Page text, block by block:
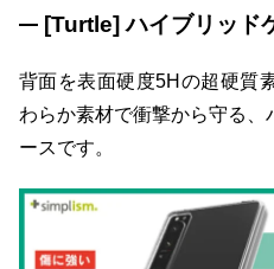
[Turtle] ハイブリッド
背面を表面硬度5Hの超硬質
わらか素材で衝撃から守る
ースです。